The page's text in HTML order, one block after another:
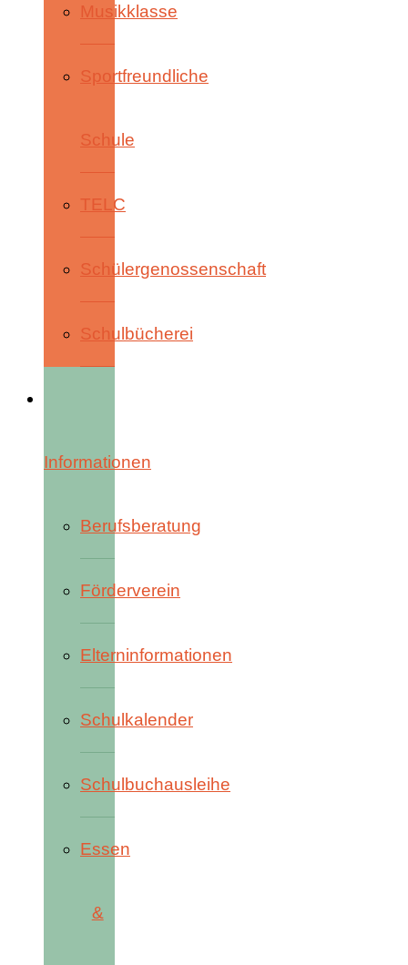
Musikklasse
Sportfreundliche
Schule
TELC
Schülergenossenschaft
Schulbücherei
Informationen
Berufsberatung
Förderverein
Elterninformationen
Schulkalender
Schulbuchausleihe
Essen
&